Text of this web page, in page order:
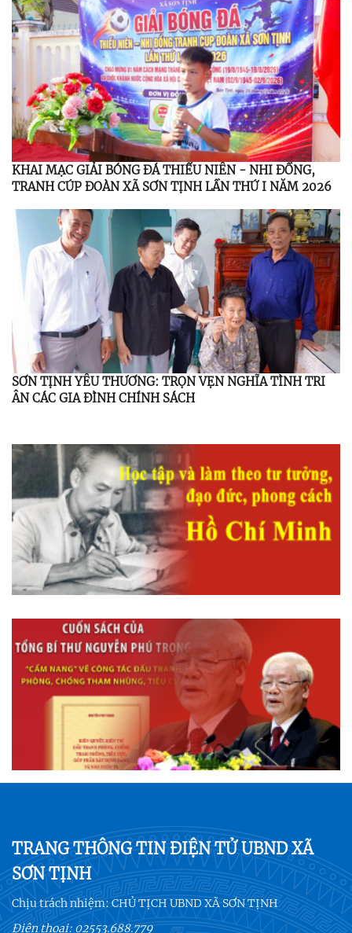
BAN CHẤP HÀNH TRUNG ƯƠNG ĐẢNG KHÓA XIV
KHAI MẠC GIẢI BÓNG ĐÁ THIẾU NIÊN - NHI ĐỒNG,
TRANH CÚP ĐOÀN XÃ SƠN TỊNH LẦN THỨ I NĂM 2026
SƠN TỊNH YÊU THƯƠNG: TRỌN VẸN NGHĨA TÌNH TRI
ÂN CÁC GIA ĐÌNH CHÍNH SÁCH
TRANG THÔNG TIN ĐIỆN TỬ UBND XÃ
SƠN TỊNH
Chịu trách nhiệm:CHỦ TỊCH UBND XÃ SƠN TỊNH
Điện thoại:02553.688.779